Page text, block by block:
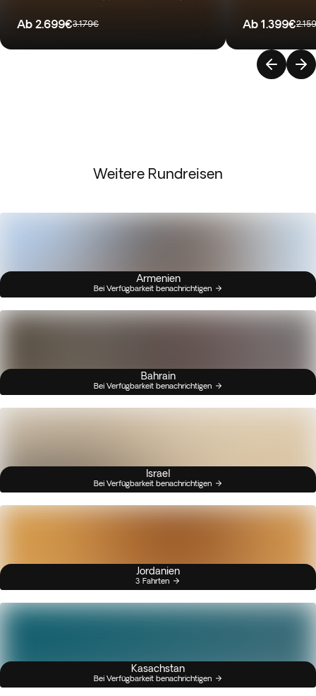
Ab 2.699€3.179€ Ab 1.399€
Weitere Rundreisen
Armenien
Bei Verfügbarkeit benachrichtigen
Bahrain
Bei Verfügbarkeit benachrichtigen
Israel
Bei Verfügbarkeit benachrichtigen
Jordanien
3 Fahrten
Kasachstan
Bei Verfügbarkeit benachrichtigen